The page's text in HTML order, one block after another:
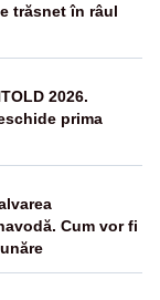
trăsnet în râul
2026.
prima
Cum vor fi